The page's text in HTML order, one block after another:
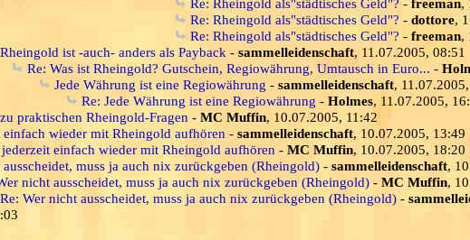
Re: Rheingold als"städtisches Geld"? - freeman,
Re: Rheingold als"städtisches Geld"? - dottore,
Re: Rheingold als"städtisches Geld"? - freeman,
Rheingold ist -auch- anders als Payback - sammelleidenschaft, 11.07.2005, 08:51
Re: Was ist Rheingold? Gutschein, Regiowährung, Umtausch in Euro... -
Jede Währung ist eine Regiowährung - sammelleidenschaft,
Re: Jede Währung ist eine Regiowährung - Holmes, 11.07.2005,
praktischen Rheingold-Fragen - MC Muffin, 10.07.2005, 11:42
wieder mit Rheingold aufhören - sammelleidenschaft, 10.07.2005, 13:49
einfach wieder mit Rheingold aufhören - MC Muffin, 10.07.2005, 18:20
muss ja auch nix zurückgeben (Rheingold) - sammelleidenschaft,
nicht ausscheidet, muss ja auch nix zurückgeben (Rheingold) - MC Muffin,
Re: Wer nicht ausscheidet, muss ja auch nix zurückgeben (Rheingold) -